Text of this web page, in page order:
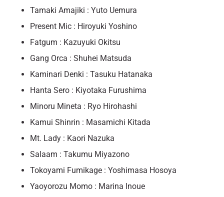
Tamaki Amajiki : Yuto Uemura
Present Mic : Hiroyuki Yoshino
Fatgum : Kazuyuki Okitsu
Gang Orca : Shuhei Matsuda
Kaminari Denki : Tasuku Hatanaka
Hanta Sero : Kiyotaka Furushima
Minoru Mineta : Ryo Hirohashi
Kamui Shinrin : Masamichi Kitada
Mt. Lady : Kaori Nazuka
Salaam : Takumu Miyazono
Tokoyami Fumikage : Yoshimasa Hosoya
Yaoyorozu Momo : Marina Inoue